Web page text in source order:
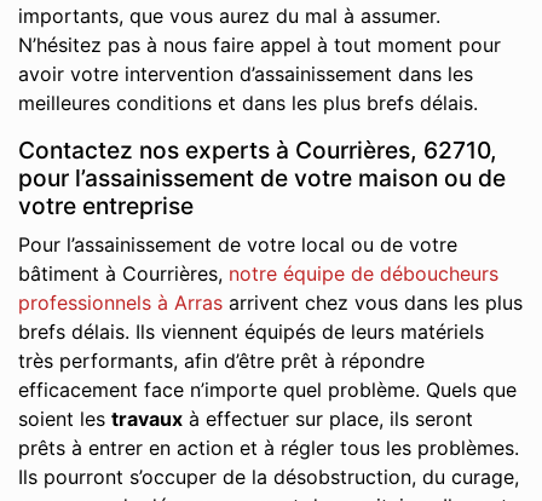
importants, que vous aurez du mal à assumer.
N’hésitez pas à nous faire appel à tout moment pour
avoir votre intervention d’assainissement dans les
meilleures conditions et dans les plus brefs délais.
Contactez nos experts à Courrières, 62710,
pour l’assainissement de votre maison ou de
votre entreprise
Pour l’assainissement de votre local ou de votre
bâtiment à Courrières, notre équipe de déboucheurs
professionnels à Arras arrivent chez vous dans les plus
brefs délais. Ils viennent équipés de leurs matériels
très performants, afin d’être prêt à répondre
efficacement face n’importe quel problème. Quels que
soient les travaux à effectuer sur place, ils seront
prêts à entrer en action et à régler tous les problèmes.
Ils pourront s’occuper de la désobstruction, du curage,